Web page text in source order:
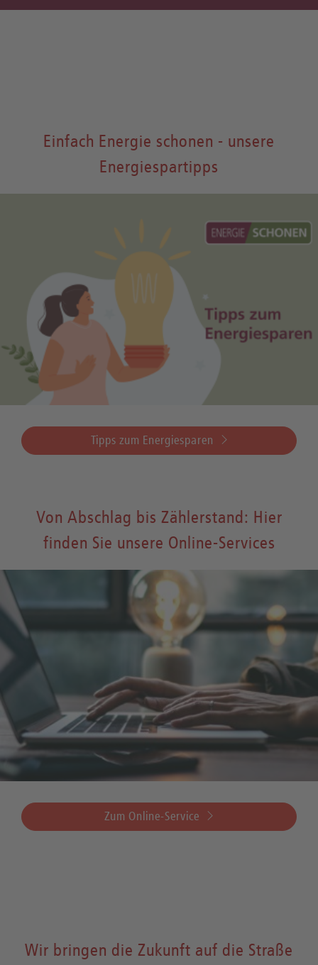
Einfach Energie schonen - unsere
Energiespartipps
Tipps zum Energiesparen
Von Abschlag bis Zählerstand: Hier
finden Sie unsere Online-Services
Zum Online-Service
Wir bringen die Zukunft auf die Straße